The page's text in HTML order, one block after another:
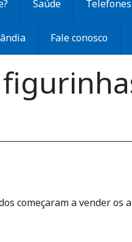
Saúde
Fale conosco
começaram a vender os